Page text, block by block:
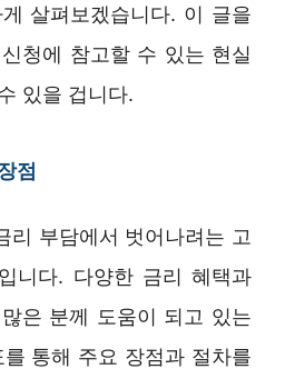
살펴보겠습니다. 이 글을
청에 참고할 수 있는 현실
있을 겁니다.
점
리 부담에서 벗어나려는 고
니다. 다양한 금리 혜택과
은 분께 도움이 되고 있는
통해 주요 장점과 절차를